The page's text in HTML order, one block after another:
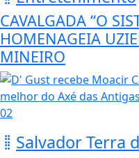
CAVALGADA “O
HOMENAGEIA
MINEIRO
02
Salvador Terra